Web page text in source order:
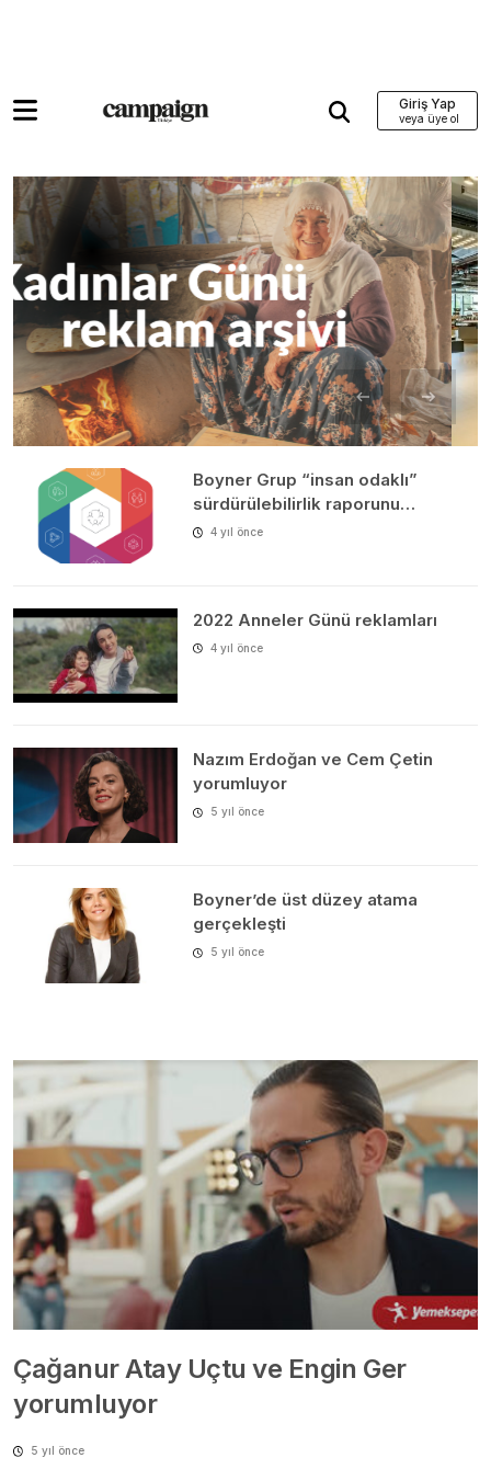
Giriş Yap
Boyner Grup “insan odaklı”
sürdürülebilirlik raporunu…
4 yıl önce
2022 Anneler Günü reklamları
4 yıl önce
Nazım Erdoğan ve Cem Çetin
yorumluyor
5 yıl önce
Boyner’de üst düzey atama
gerçekleşti
5 yıl önce
Çağanur Atay Uçtu ve Engin Ger
yorumluyor
5 yıl önce